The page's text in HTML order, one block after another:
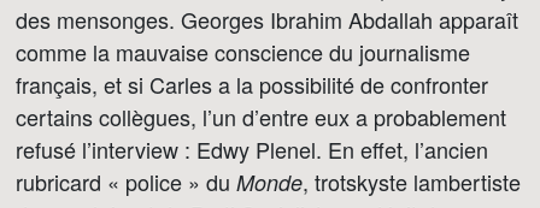
des mensonges. Georges Ibrahim Abdallah apparaît
comme la mauvaise conscience du journalisme
français, et si Carles a la possibilité de confronter
certains collègues, l’un d’entre eux a probablement
refusé l’interview : Edwy Plenel. En effet, l’ancien
rubricard « police » du Monde, trotskyste lambertiste